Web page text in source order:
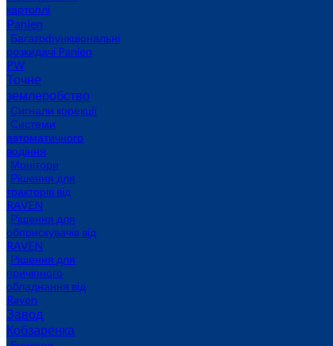
картоплі
Panien
Багатофункціональні
розкидачі Panien
PW
Точне
землеробство
Сигнали корекції
Системи
автоматичного
водіння
Монітори
Рішення для
тракторів від
RAVEN
Рішення для
обприскувачів від
RAVEN
Рішення для
причіпного
обладнання від
Raven
Завод
Кобзаренка